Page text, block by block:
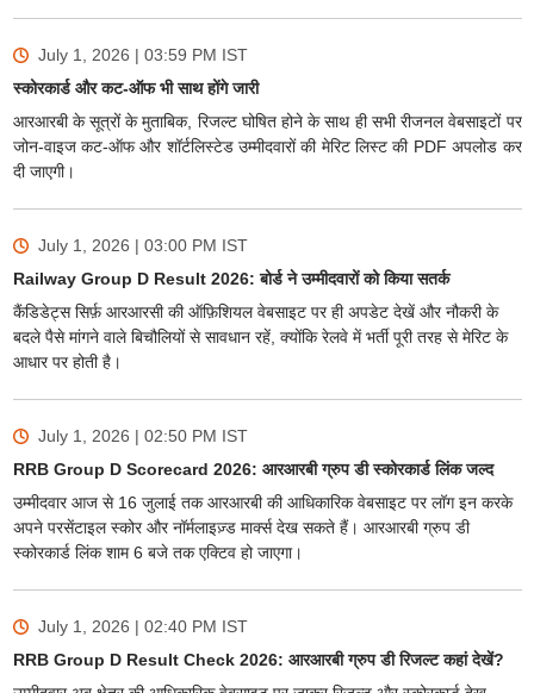
July 1, 2026 | 03:59 PM IST
स्कोरकार्ड और कट-ऑफ भी साथ होंगे जारी
आरआरबी के सूत्रों के मुताबिक, रिजल्ट घोषित होने के साथ ही सभी रीजनल वेबसाइटों पर
जोन-वाइज कट-ऑफ और शॉर्टलिस्टेड उम्मीदवारों की मेरिट लिस्ट की PDF अपलोड कर
दी जाएगी।
July 1, 2026 | 03:00 PM IST
Railway Group D Result 2026: बोर्ड ने उम्मीदवारों को किया सतर्क
कैंडिडेट्स सिर्फ़ आरआरसी की ऑफ़िशियल वेबसाइट पर ही अपडेट देखें और नौकरी के
बदले पैसे मांगने वाले बिचौलियों से सावधान रहें, क्योंकि रेलवे में भर्ती पूरी तरह से मेरिट के
आधार पर होती है।
July 1, 2026 | 02:50 PM IST
RRB Group D Scorecard 2026: आरआरबी ग्रुप डी स्कोरकार्ड लिंक जल्द
उम्मीदवार आज से 16 जुलाई तक आरआरबी की आधिकारिक वेबसाइट पर लॉग इन करके
अपने परसेंटाइल स्कोर और नॉर्मलाइज़्ड मार्क्स देख सकते हैं। आरआरबी ग्रुप डी
स्कोरकार्ड लिंक शाम 6 बजे तक एक्टिव हो जाएगा।
July 1, 2026 | 02:40 PM IST
RRB Group D Result Check 2026: आरआरबी ग्रुप डी रिजल्ट कहां देखें?